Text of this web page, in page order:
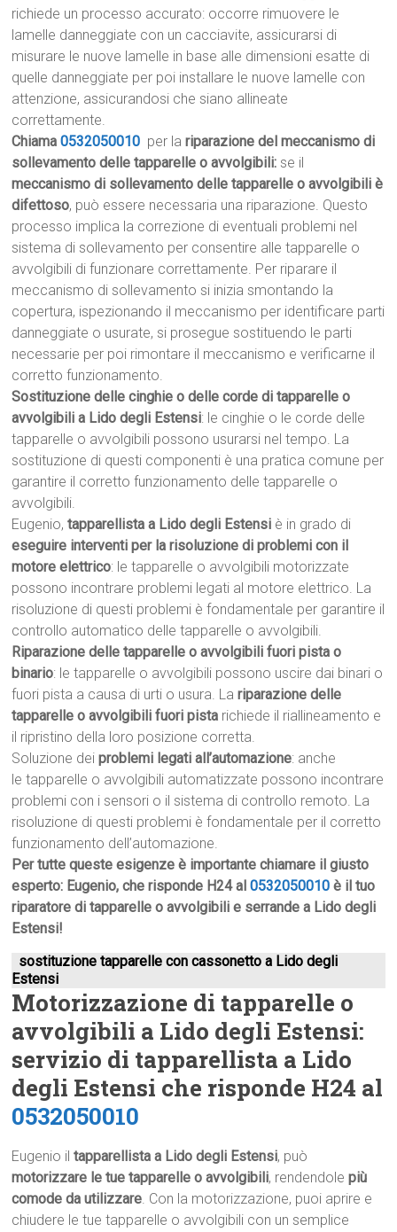
richiede un processo accurato: occorre rimuovere le
lamelle danneggiate con un cacciavite, assicurarsi di
misurare le nuove lamelle in base alle dimensioni esatte di
quelle danneggiate per poi installare le nuove lamelle con
attenzione, assicurandosi che siano allineate
correttamente.
Chiama0532050010 per lariparazione del meccanismo di
sollevamento delle tapparelle o avvolgibili: se il
meccanismo di sollevamento delle tapparelle o avvolgibili è
difettoso, può essere necessaria una riparazione. Questo
processo implica la correzione di eventuali problemi nel
sistema di sollevamento per consentire alle tapparelle o
avvolgibili di funzionare correttamente. Per riparare il
meccanismo di sollevamento si inizia smontando la
copertura, ispezionando il meccanismo per identificare parti
danneggiate o usurate, si prosegue sostituendo le parti
necessarie per poi rimontare il meccanismo e verificarne il
corretto funzionamento.
Sostituzione delle cinghie o delle corde di tapparelle o
avvolgibili a Lido degli Estensi: le cinghie o le corde delle
tapparelle o avvolgibili possono usurarsi nel tempo. La
sostituzione di questi componenti è una pratica comune per
garantire il corretto funzionamento delle tapparelle o
avvolgibili.
Eugenio,tapparellista a Lido degli Estensi è in grado di
eseguire interventi per la risoluzione di problemi con il
motore elettrico: le tapparelle o avvolgibili motorizzate
possono incontrare problemi legati al motore elettrico. La
risoluzione di questi problemi è fondamentale per garantire il
controllo automatico delle tapparelle o avvolgibili.
Riparazione delle tapparelle o avvolgibili fuori pista o
binario: le tapparelle o avvolgibili possono uscire dai binari o
fuori pista a causa di urti o usura. Lariparazione delle
tapparelle o avvolgibili fuori pista richiede il riallineamento e
il ripristino della loro posizione corretta.
Soluzione deiproblemi legati all’automazione: anche
le tapparelle o avvolgibili automatizzate possono incontrare
problemi con i sensori o il sistema di controllo remoto. La
risoluzione di questi problemi è fondamentale per il corretto
funzionamento dell’automazione.
Per tutte queste esigenze è importante chiamare il giusto
esperto: Eugenio, che risponde H24 al0532050010 è il tuo
riparatore di tapparelle o avvolgibili e serrande a Lido degli
Estensi!
sostituzione tapparelle con cassonetto a Lido degli
Estensi
Motorizzazione di tapparelle o
avvolgibili a Lido degli Estensi:
servizio di tapparellista a Lido
degli Estensi che risponde H24 al
0532050010
Eugenio iltapparellista a Lido degli Estensi, può
motorizzare le tue tapparelle o avvolgibili, rendendolepiù
comode da utilizzare. Con la motorizzazione, puoi aprire e
chiudere le tue tapparelle o avvolgibili con un semplice